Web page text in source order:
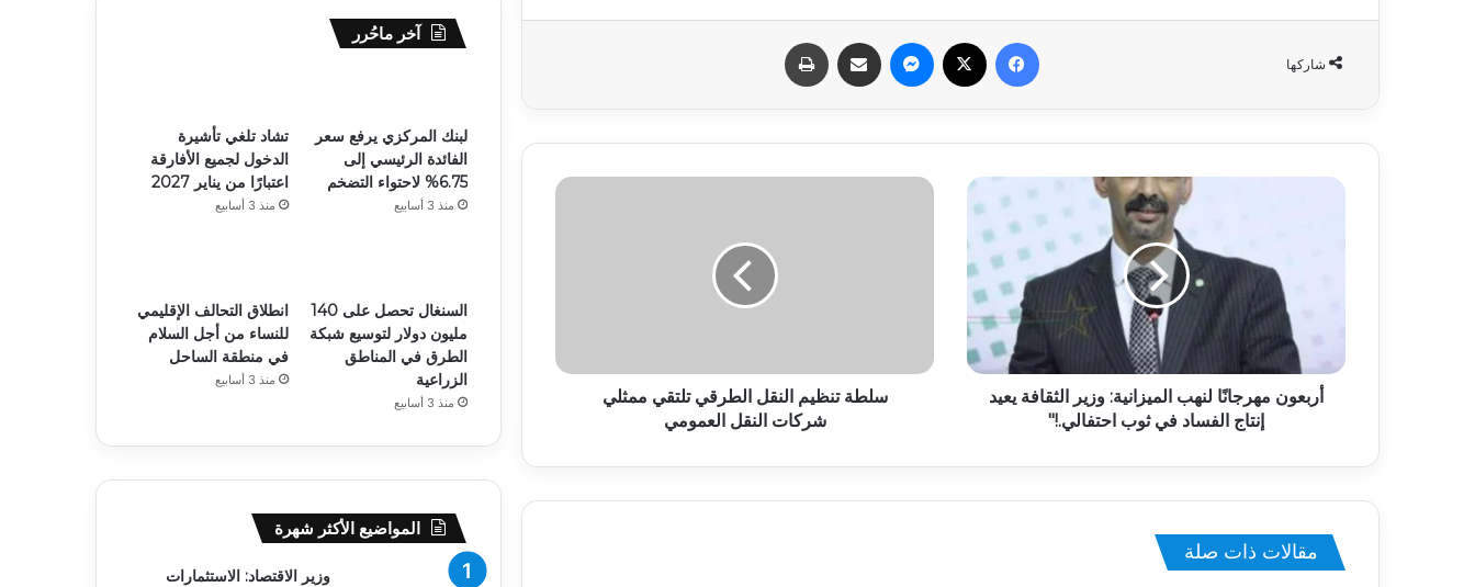
شاركها
فيسبوك ماسنجر مشاركة عبر البريد
أربعون مهرجانًا لنهب الميزانية: وزير الثقافة يعيد
إنتاج الفساد في ثوب احتفالي.!"
سلطة تنظيم النقل الطرقي تلتقي ممثلي
شركات النقل العمومي
مقالات ذات صلة
آخر ماحُرر
لبنك المركزي يرفع سعر
الفائدة الرئيسي إلى
6.75% لاحتواء التضخم
منذ 3 أسابيع
تشاد تلغي تأشيرة
الدخول لجميع الأفارقة
اعتبارًا من يناير 2027
منذ 3 أسابيع
السنغال تحصل على 140
مليون دولار لتوسيع شبكة
الطرق في المناطق
الزراعية
منذ 3 أسابيع
انطلاق التحالف الإقليمي
للنساء من أجل السلام
في منطقة الساحل
منذ 3 أسابيع
المواضيع الأكثر شهرة
وزير الاقتصاد: الاستثمارات